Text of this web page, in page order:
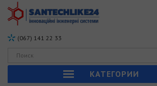
(067) 141 22 33
КАТЕГОРИИ